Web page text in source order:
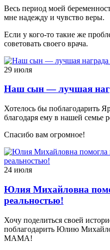
Весь период моей
мне надежду и чувство веры.
Если у кого-то такие же
советовать своего врача.
29 июля
Наш сын — лучшая
Хотелось бы поблагодарить
благодаря ему в нашей семье
Спасибо вам огромное!
24 июля
Юлия Михайловна
реальностью!
Хочу поделиться своей
поблагодарить Юлию
МАМА!